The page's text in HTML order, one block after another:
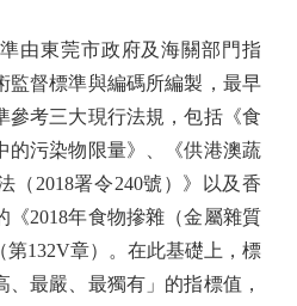
東莞市政府及海關部門指
監督標準與編碼所編製，最早
參考三大現行法規，包括《食
的污染物限量》、《供港澳蔬
（2018署令240號）》以及香
《2018年食物摻雜（金屬雜質
132V章）。在此基礎上，標
最嚴、最獨有」的指標值，